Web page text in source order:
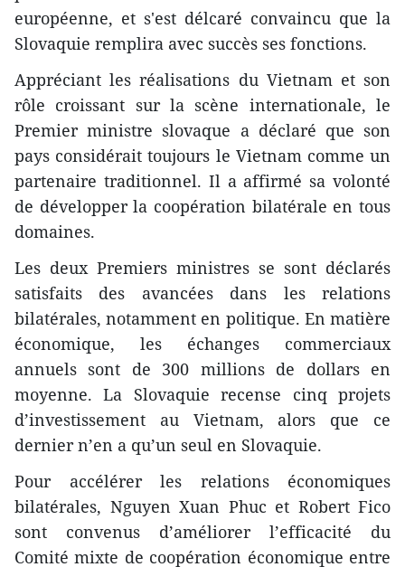
européenne, et s'est délcaré convaincu que la
Slovaquie remplira avec succès ses fonctions.
Appréciant les réalisations du Vietnam et son
rôle croissant sur la scène internationale, le
Premier ministre slovaque a déclaré que son
pays considérait toujours le Vietnam comme un
partenaire traditionnel. Il a affirmé sa volonté
de développer la coopération bilatérale en tous
domaines.
Les deux Premiers ministres se sont déclarés
satisfaits des avancées dans les relations
bilatérales, notamment en politique. En matière
économique, les échanges commerciaux
annuels sont de 300 millions de dollars en
moyenne. La Slovaquie recense cinq projets
d’investissement au Vietnam, alors que ce
dernier n’en a qu’un seul en Slovaquie.
Pour accélérer les relations économiques
bilatérales, Nguyen Xuan Phuc et Robert Fico
sont convenus d’améliorer l’efficacité du
Comité mixte ​de coopération économique entre